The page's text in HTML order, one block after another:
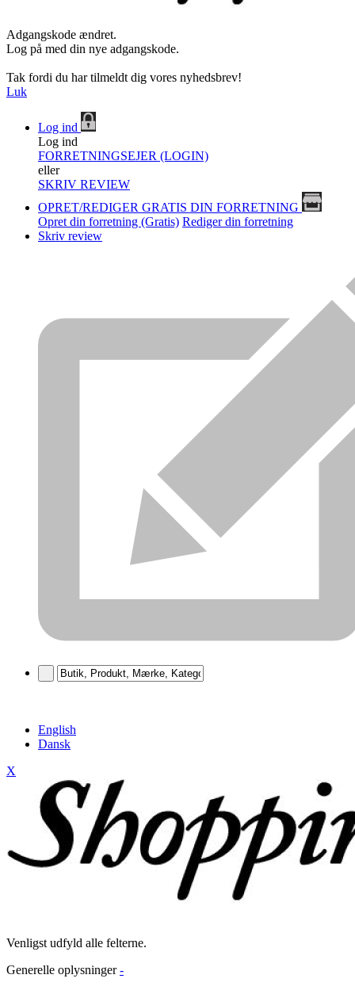
Adgangskode ændret.
Log på med din nye adgangskode.
Tak fordi du har tilmeldt dig vores nyhedsbrev!
Luk
Log ind
Log ind
FORRETNINGSEJER (LOGIN)
eller
SKRIV REVIEW
OPRET/REDIGER GRATIS DIN FORRETNING
Opret din forretning (Gratis) Rediger din forretning
Skriv review
English
Dansk
X
Venligst udfyld alle felterne.
Generelle oplysninger -